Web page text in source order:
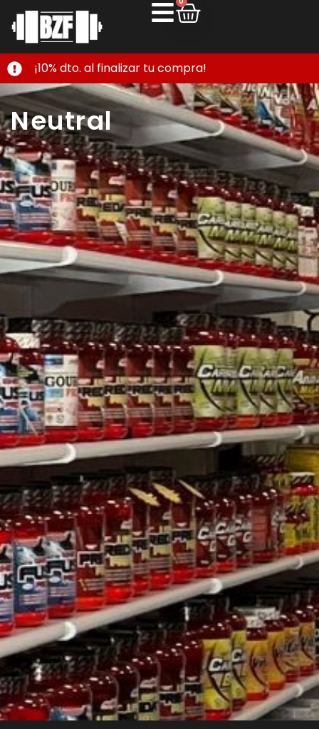
¡10% dto. al finalizar tu compra!
Neutral